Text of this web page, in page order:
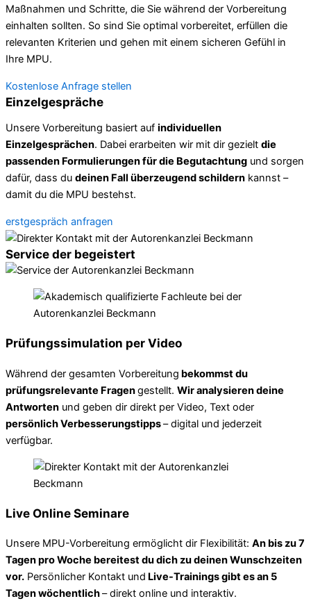
Maßnahmen und Schritte, die Sie während der Vorbereitung
einhalten sollten. So sind Sie optimal vorbereitet, erfüllen die
relevanten Kriterien und gehen mit einem sicheren Gefühl in
Ihre MPU.
Kostenlose Anfrage stellen
Einzelgespräche
Unsere Vorbereitung basiert auf individuellen
Einzelgesprächen. Dabei erarbeiten wir mit dir gezielt die
passenden Formulierungen für die Begutachtung und sorgen
dafür, dass du deinen Fall überzeugend schildern kannst –
damit du die MPU bestehst.
erstgespräch anfragen
Service der begeistert
Prüfungssimulation per Video
Während der gesamten Vorbereitung bekommst du
prüfungsrelevante Fragengestellt. Wir analysieren deine
Antworten und geben dir direkt per Video, Text oder
persönlich Verbesserungstipps– digital und jederzeit
verfügbar.
Live Online Seminare
Unsere MPU-Vorbereitung ermöglicht dir Flexibilität: An bis zu 7
Tagen pro Woche bereitest du dich zu deinen Wunschzeiten
vor. Persönlicher Kontakt und Live-Trainings gibt es an 5
Tagen wöchentlich– direkt online und interaktiv.